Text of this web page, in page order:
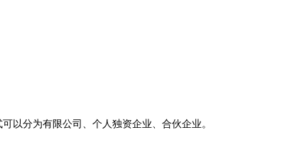
以分为有限公司、个人独资企业、合伙企业。